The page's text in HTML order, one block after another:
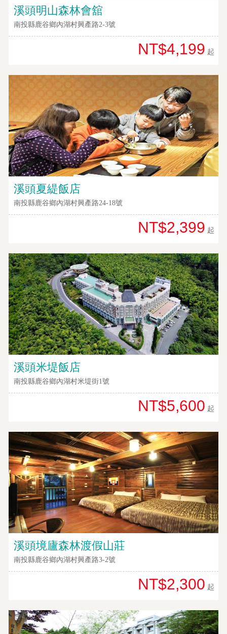
溪頭明山森林會舘
南投縣鹿谷鄉內湖村興產路2-3號
NT$4,199 起
溪頭夏緹飯店
南投縣鹿谷鄉內湖村興產路24-18號
NT$2,399 起
溪頭米堤飯店
南投縣鹿谷鄉內湖村米堤街1號
NT$5,600 起
溪頭境廬森林渡假山莊
南投縣鹿谷鄉內湖村興產路3-2號
NT$2,300 起